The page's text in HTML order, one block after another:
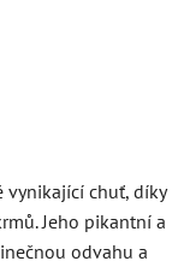
vynikající chuť, díky
Jeho pikantní a
odvahu a